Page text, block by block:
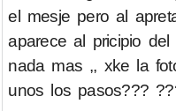
el mesje pero al
aparece al pricipio
nada mas ,, xke la
unos los pasos???